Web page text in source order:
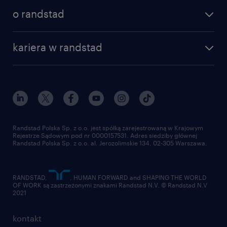
o randstad
kariera w randstad
kontakt
Randstad Polska Sp. z o.o. jest spółką zarejestrowaną w Krajowym
Rejestrze Sądowym pod nr 0000157531. Adres siedziby głównej
Randstad Polska Sp. z o.o. al. Jerozolimskie 134, 02-305 Warszawa.
RANDSTAD,
, HUMAN FORWARD and SHAPING THE WORLD
OF WORK są zastrzeżonymi znakami Randstad N.V. © Randstad N.V
2021